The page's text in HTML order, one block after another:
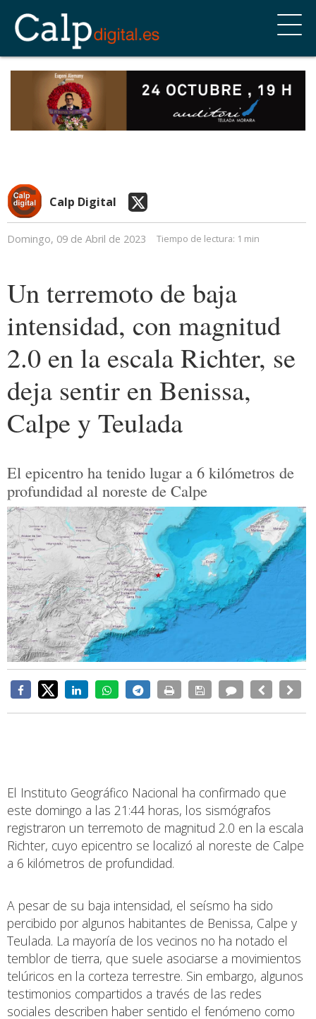
Calp Digital
Domingo, 09 de Abril de 2023 Tiempo de lectura: 1 min
Un terremoto de baja
intensidad, con magnitud
2.0 en la escala Richter, se
deja sentir en Benissa,
Calpe y Teulada
El epicentro ha tenido lugar a 6 kilómetros de
profundidad al noreste de Calpe
El Instituto Geográfico Nacional ha confirmado que
este domingo a las 21:44 horas, los sismógrafos
registraron un terremoto de magnitud 2.0 en la escala
Richter, cuyo epicentro se localizó al noreste de Calpe
a 6 kilómetros de profundidad.
A pesar de su baja intensidad, el seísmo ha sido
percibido por algunos habitantes de Benissa, Calpe y
Teulada. La mayoría de los vecinos no ha notado el
temblor de tierra, que suele asociarse a movimientos
telúricos en la corteza terrestre. Sin embargo, algunos
testimonios compartidos a través de las redes
sociales describen haber sentido el fenómeno como